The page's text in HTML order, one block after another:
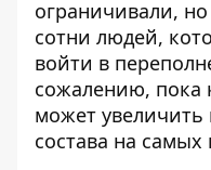
ограничивали,
сотни людей,
войти в
сожалению, пока
может увеличить
состава на